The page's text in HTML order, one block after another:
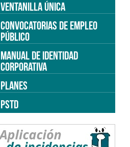
VENTANILLA ÚNICA
CONVOCATORIAS DE EMPLEO
PÚBLICO
MANUAL DE IDENTIDAD
CORPORATIVA
PLANES
PSTD